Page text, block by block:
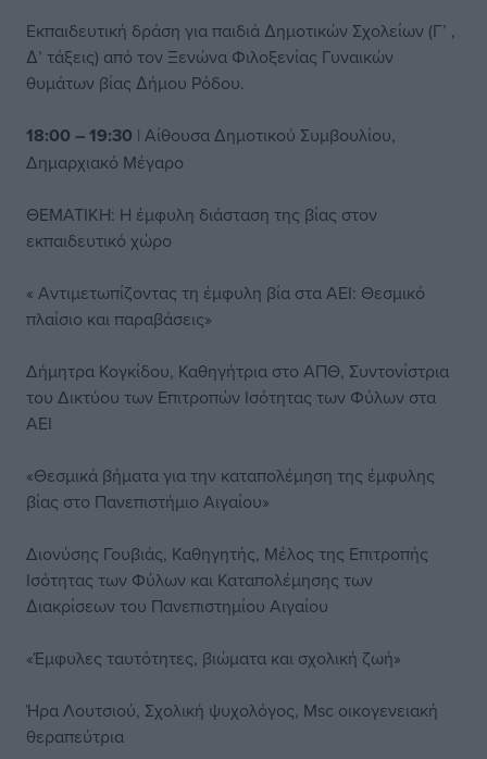
Εκπαιδευτική δράση για παιδιά ∆ηµοτικών Σχολείων (Γ’ ,
∆’ τάξεις) από τον Ξενώνα Φιλοξενίας Γυναικών
θυµάτων βίας ∆ήµου Ρόδου.
18:00 – 19:30 | Αίθουσα Δημοτικού Συμβουλίου,
Δημαρχιακό Μέγαρο
ΘΕΜΑΤΙΚΗ: Η έµφυλη διάσταση της βίας στον
εκπαιδευτικό χώρο
« Αντιμετωπίζοντας τη έµφυλη βία στα ΑΕΙ: Θεσµικό
πλαίσιο και παραβάσεις»
Δήμητρα Κογκίδου, Καθηγήτρια στο ΑΠΘ, Συντονίστρια
του Δικτύου των Επιτροπών Ισότητας των Φύλων στα
ΑΕΙ
«Θεσµικά βήµατα για την καταπολέµηση της έµφυλης
βίας στο Πανεπιστήµιο Αιγαίου»
Διονύσης Γουβιάς, Καθηγητής, Μέλος της Επιτροπής
Ισότητας των Φύλων και Καταπολέµησης των
∆ιακρίσεων του Πανεπιστηµίου Αιγαίου
«Έµφυλες ταυτότητες, βιώµατα και σχολική ζωή»
Ήρα Λουτσιού, Σχολική ψυχολόγος, Msc οικογενειακή
θεραπεύτρια